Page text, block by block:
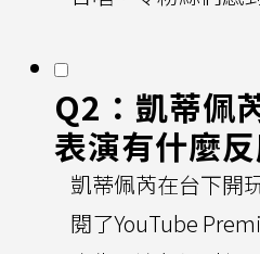
Q2：凱蒂佩
表演有什麼反
凱蒂佩芮在台下開
閱了YouTube